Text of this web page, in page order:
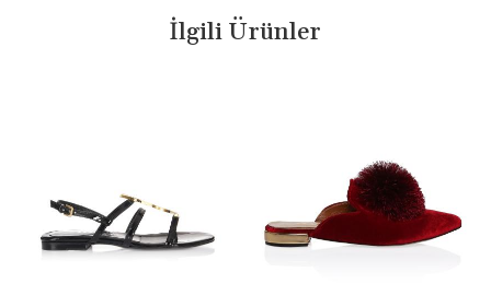
İlgili Ürünler